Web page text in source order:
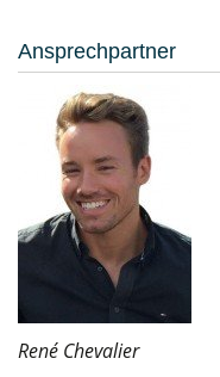
Ansprechpartner
René Chevalier